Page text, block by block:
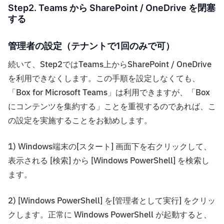
Step2. Teams から SharePoint / OneDrive を閉塞
する
管理者の設定（テナントで1回のみで可）
続いて、Step2ではTeams上からSharePoint / OneDrive
を利用できなくします。この手順を設定しなくても、
「Box for Microsoft Teams」は利用できますが、「Box
にコンテンツを集約する」ことを重視するのであれば、こ
の設定を実施することをお勧めします。
1) Windows端末の[スタート] 画面下を右クリックして、
表示される [検索] から [Windows PowerShell] を検索し
ます。
2) [Windows PowerShell] を[管理者として実行] をクリッ
クします。正常に Windows PowerShell が起動すると、